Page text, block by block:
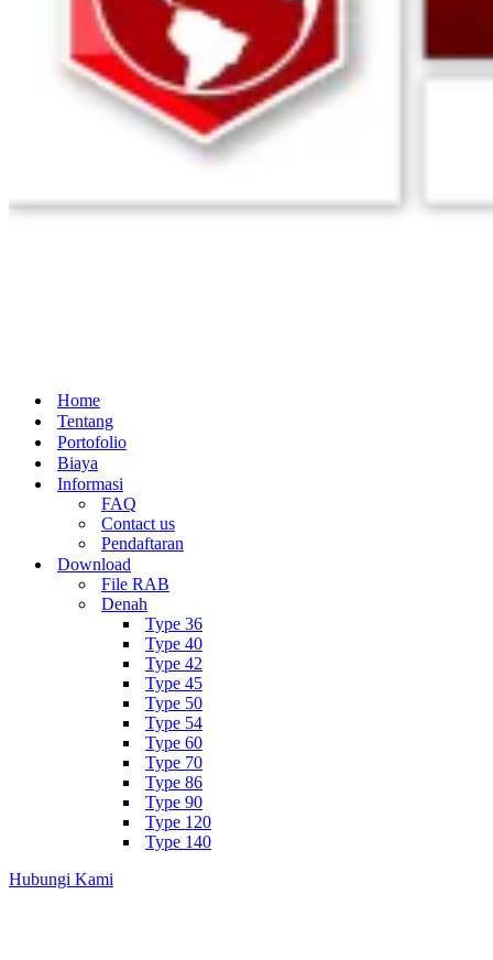
Home
Tentang
Portofolio
Biaya
Informasi
FAQ
Contact us
Pendaftaran
Download
File RAB
Denah
Type 36
Type 40
Type 42
Type 45
Type 50
Type 54
Type 60
Type 70
Type 86
Type 90
Type 120
Type 140
Hubungi Kami